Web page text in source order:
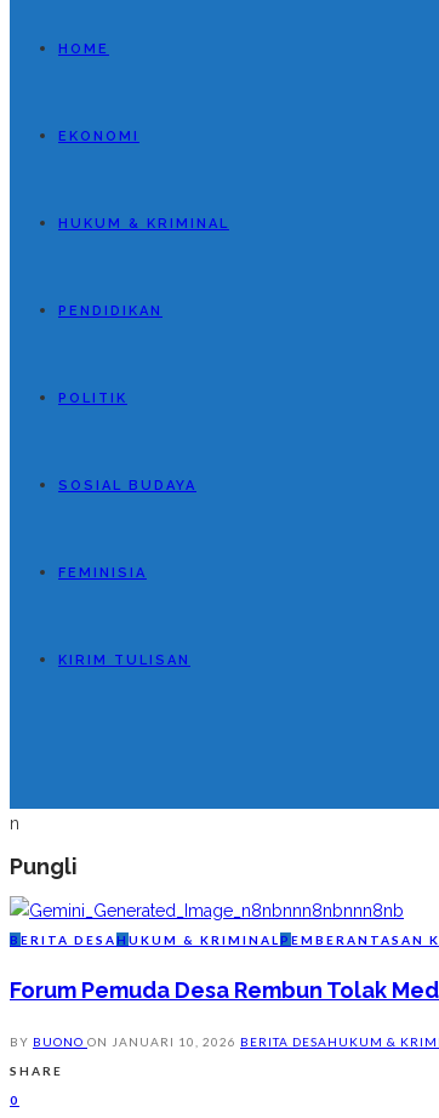
HOME
EKONOMI
HUKUM & KRIMINAL
PENDIDIKAN
POLITIK
SOSIAL BUDAYA
FEMINISIA
KIRIM TULISAN
n
Pungli
B ERITA DESAH UKUM & KRIMINAL P EMBERANTASAN
Forum Pemuda Desa Rembun Tolak
BY BUONO ON JANUARI 10, 2026 BERITA DESAHUKUM &
SHARE
0